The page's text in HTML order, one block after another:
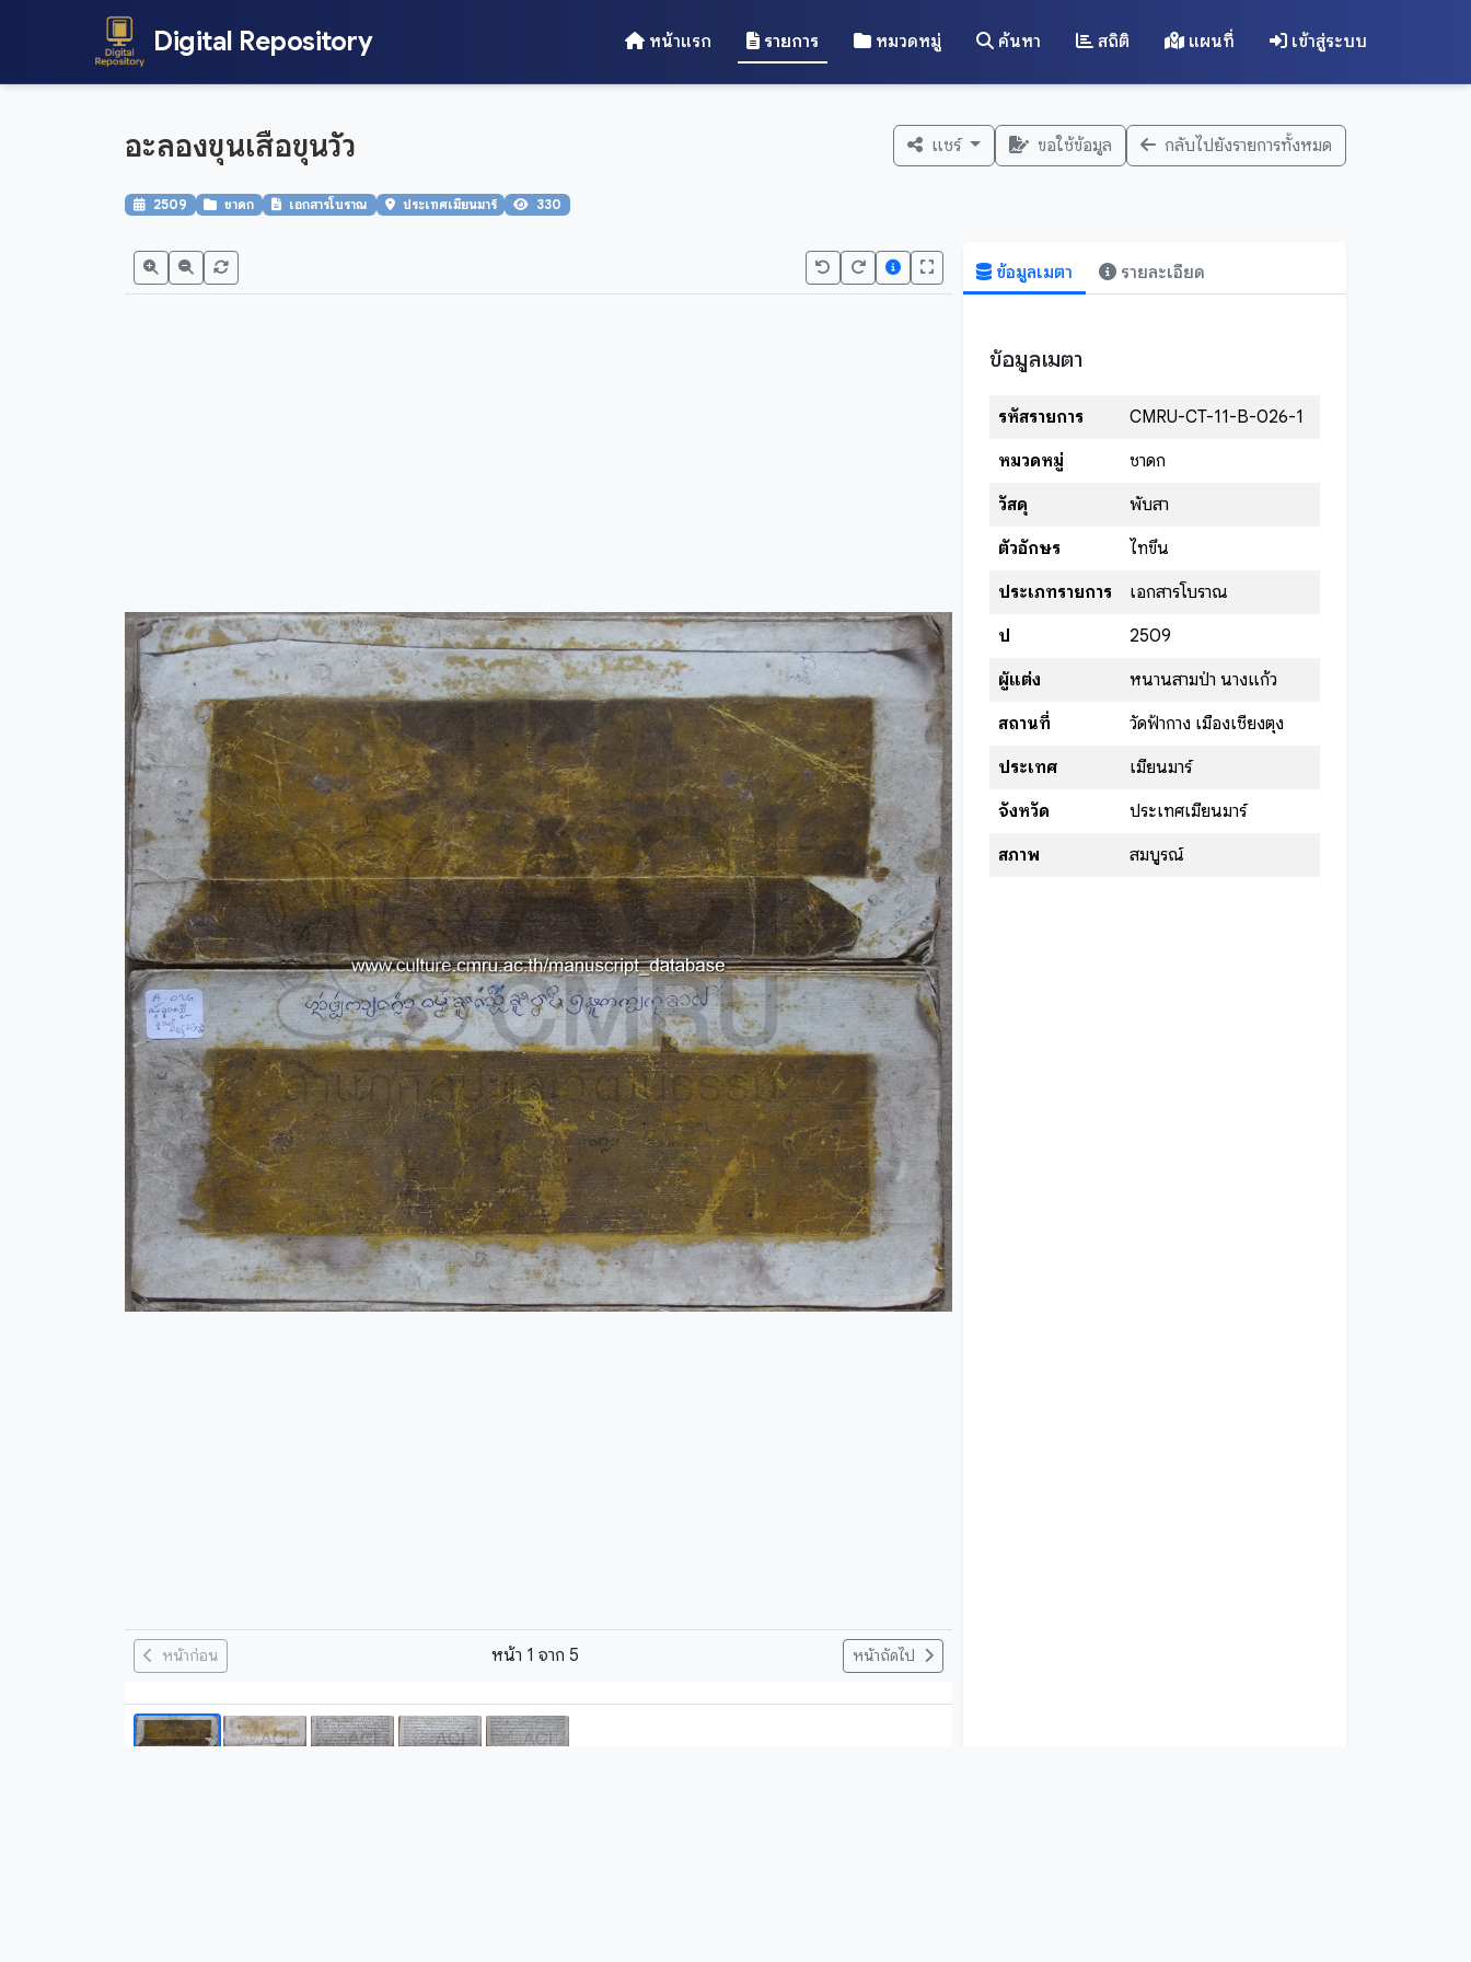
Digital Repository หน้าแรก รายการ หมวดหมู่ ค้นหา สถิติ แผนที่ เข้าสู่ระบบ
อะลองขุนเสือขุนวัว แชร์ ขอใช้ข้อมูล กลับไปยังรายการทั้งหมด
2509 ชาดก เอกสารโบราณ ประเทศเมียนมาร์ 330
หน้าก่อน หน้า 1 จาก 5 หน้าถัดไป
ข้อมูลเมตา รายละเอียด
ข้อมูลเมตา
รหัสรายการ
CMRU-CT-11-B-026-1
หมวดหมู่
ชาดก
วัสดุ
พับสา
ตัวอักษร
ไทขึน
ประเภทรายการ
เอกสารโบราณ
ปี
2509
ผู้แต่ง
หนานสามป่า นางแก้ว
สถานที่
วัดฟ้ากาง เมืองเชียงตุง
ประเทศ
เมียนมาร์
จังหวัด
ประเทศเมียนมาร์
สภาพ
สมบูรณ์